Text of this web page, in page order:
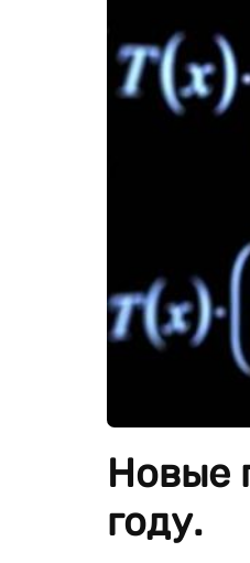
Новые
году.